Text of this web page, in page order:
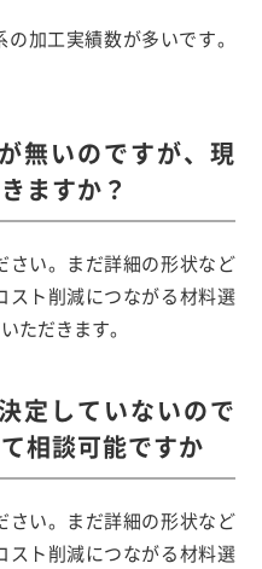
加工実績数が多いです。
無いのですが、現
ますか？
さい。まだ詳細の形状など
スト削減につながる材料選
ただきます。
定していないので
相談可能ですか
さい。まだ詳細の形状など
スト削減につながる材料選